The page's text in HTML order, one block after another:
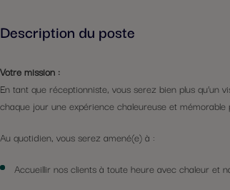
Description du poste
Votre mission :
En tant que réceptionniste, vous serez bien plus qu’un
chaque jour une expérience chaleureuse et mémorable
Au quotidien, vous serez amené(e) à :
Accueillir nos clients à toute heure avec chaleur et